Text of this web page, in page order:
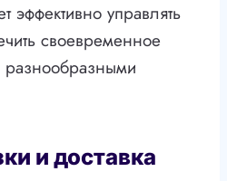
эффективно управлять
своевременное
и доставка